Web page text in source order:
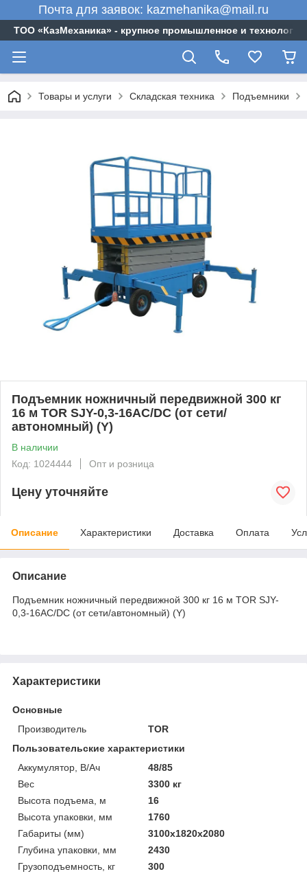
Почта для заявок: kazmehanika@mail.ru
ТОО «‎КазМеханика» - крупное промышленное и
Товары и услуги Складская техника Подъемники
Подъемник ножничный передвижной 300 кг
16 м TOR SJY-0,3-16AC/DC (от сети/
автономный) (Y)
В наличии
Код: 1024444
Опт и розница
Цену уточняйте
Описание Характеристики Доставка Оплата
Описание
Подъемник ножничный передвижной 300 кг 16 м TOR SJY-
0,3-16AC/DC (от сети/автономный) (Y)
Характеристики
Основные
Производитель
TOR
Пользовательские характеристики
Аккумулятор, В/Ач
48/85
Вес
3300 кг
Высота подъема, м
16
Высота упаковки, мм
1760
Габариты (мм)
3100х1820х2080
Глубина упаковки, мм
2430
Грузоподъемность, кг
300